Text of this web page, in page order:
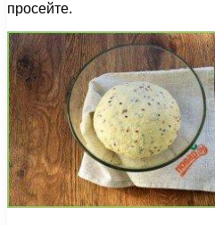
просейте.